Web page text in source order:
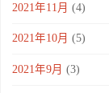
2021年11月 (4)
2021年10月 (5)
2021年9月 (3)